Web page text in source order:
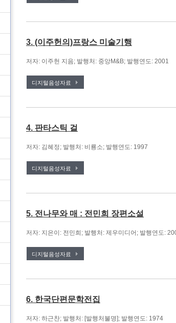
3. (이주헌의)프랑스 미술기행
저자: 이주헌 지음; 발행처: 중앙M&B; 발행연도: 2001
디지털음성자료
4. 판타스틱 걸
저자: 김혜정; 발행처: 비룡소; 발행연도: 1997
디지털음성자료
5. 전나무와 매 : 전민희 장편소설
저자: 지은이: 전민희; 발행처: 제우미디어; 발행연도:
디지털음성자료
6. 한국단편문학전집
저자: 하근찬; 발행처: [발행처불명]; 발행연도: 1974